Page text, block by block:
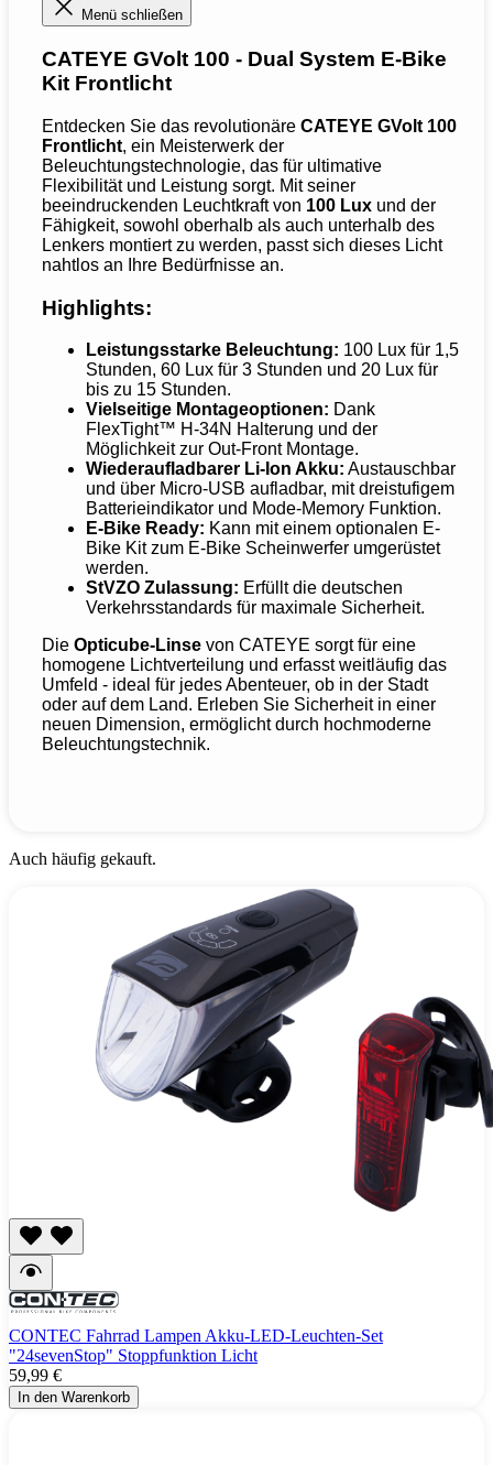
Menü schließen
CATEYE GVolt 100 - Dual System E-Bike
Kit Frontlicht
Entdecken Sie das revolutionäre CATEYE GVolt 100
Frontlicht, ein Meisterwerk der
Beleuchtungstechnologie, das für ultimative
Flexibilität und Leistung sorgt. Mit seiner
beeindruckenden Leuchtkraft von 100 Lux und der
Fähigkeit, sowohl oberhalb als auch unterhalb des
Lenkers montiert zu werden, passt sich dieses Licht
nahtlos an Ihre Bedürfnisse an.
Highlights:
Leistungsstarke Beleuchtung: 100 Lux für 1,5
Stunden, 60 Lux für 3 Stunden und 20 Lux für
bis zu 15 Stunden.
Vielseitige Montageoptionen: Dank
FlexTight™ H-34N Halterung und der
Möglichkeit zur Out-Front Montage.
Wiederaufladbarer Li-Ion Akku: Austauschbar
und über Micro-USB aufladbar, mit dreistufigem
Batterieindikator und Mode-Memory Funktion.
E-Bike Ready: Kann mit einem optionalen E-
Bike Kit zum E-Bike Scheinwerfer umgerüstet
werden.
StVZO Zulassung: Erfüllt die deutschen
Verkehrsstandards für maximale Sicherheit.
Die Opticube-Linse von CATEYE sorgt für eine
homogene Lichtverteilung und erfasst weitläufig das
Umfeld - ideal für jedes Abenteuer, ob in der Stadt
oder auf dem Land. Erleben Sie Sicherheit in einer
neuen Dimension, ermöglicht durch hochmoderne
Beleuchtungstechnik.
Auch häufig gekauft.
CONTEC Fahrrad Lampen Akku-LED-Leuchten-Set
"24sevenStop" Stoppfunktion Licht
59,99 €
In den Warenkorb